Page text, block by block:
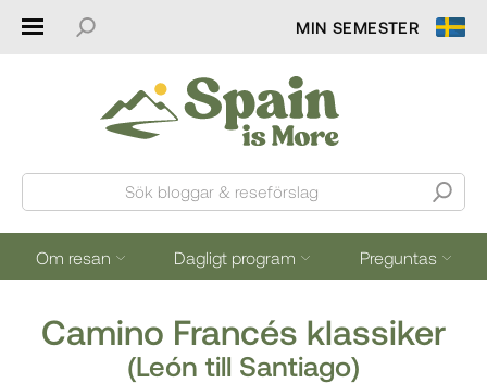
MIN SEMESTER
Sök bloggar & reseförslag
Om resan Dagligt program Preguntas
Camino Francés klassiker
(León till Santiago)